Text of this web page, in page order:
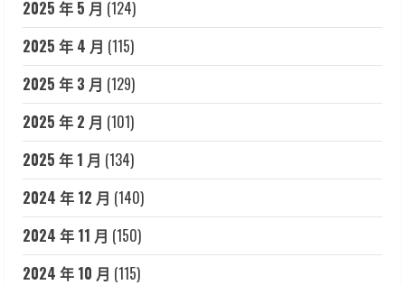
2025 年 5 月 (124)
2025 年 4 月 (115)
2025 年 3 月 (129)
2025 年 2 月 (101)
2025 年 1 月 (134)
2024 年 12 月 (140)
2024 年 11 月 (150)
2024 年 10 月 (115)